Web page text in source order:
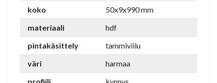
koko
50x9x990 mm
materiaali
hdf
pintakäsittely
tammiviilu
väri
harmaa